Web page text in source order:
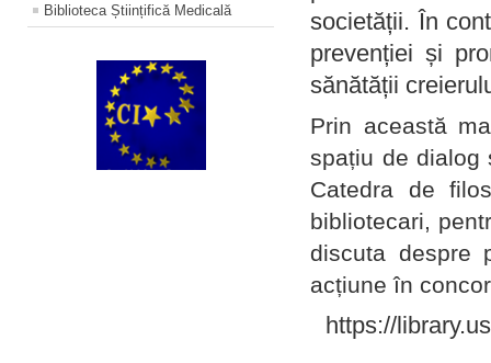
Biblioteca Științifică Medicală
societății. În
prevenției și
sănătății
Prin această
spațiu de dialog
Catedra de
bibliotecari,
discuta despre
acțiune în
https://